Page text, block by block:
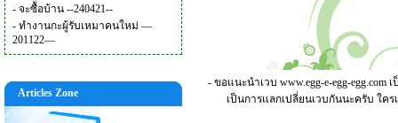
- จะซื้อบ้าน --240421--
- ทำงานกะผู้รับเหมาคนใหม่ —
201122—
Articles Zone
- ขอแนะนำเวบ www.egg-e-egg-egg.comเ
เป็นการแลกเปลี่ยนเวบกันนะครับ ใค